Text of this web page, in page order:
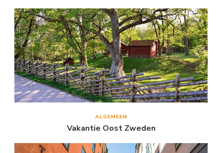
ALGEMEEN
Vakantie Oost Zweden